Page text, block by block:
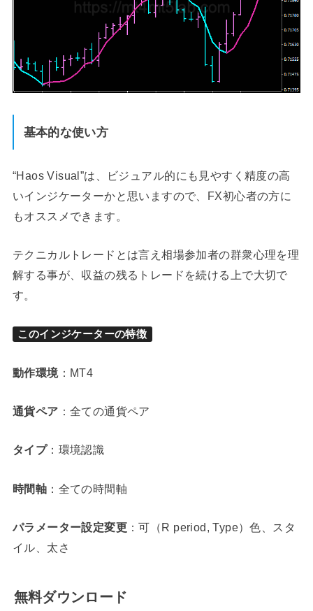
基本的な使い方
“Haos Visual”は、ビジュアル的にも見やすく精度の高
いインジケーターかと思いますので、FX初心者の方に
もオススメできます。
テクニカルトレードとは言え相場参加者の群衆心理を理
解する事が、収益の残るトレードを続ける上で大切で
す。
このインジケーターの特徴
動作環境：MT4
通貨ペア ：全ての通貨ペア
タイプ：環境認識
時間軸 ：全ての時間軸
パラメーター設定変更 ：可（R period, Type）色、スタ
イル、太さ
無料ダウンロード